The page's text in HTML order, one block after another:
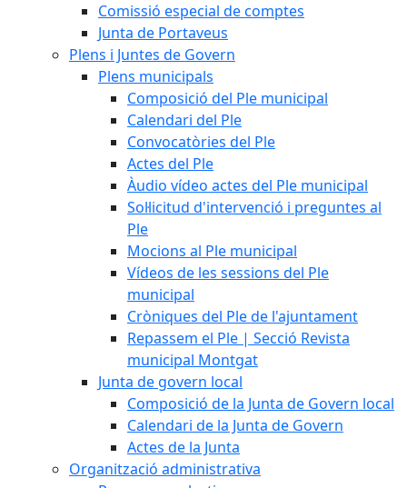
Comissió especial de comptes
Junta de Portaveus
Plens i Juntes de Govern
Plens municipals
Composició del Ple municipal
Calendari del Ple
Convocatòries del Ple
Actes del Ple
Àudio vídeo actes del Ple municipal
Sol·licitud d'intervenció i preguntes al
Ple
Mocions al Ple municipal
Vídeos de les sessions del Ple
municipal
Cròniques del Ple de l'ajuntament
Repassem el Ple | Secció Revista
municipal Montgat
Junta de govern local
Composició de la Junta de Govern local
Calendari de la Junta de Govern
Actes de la Junta
Organització administrativa